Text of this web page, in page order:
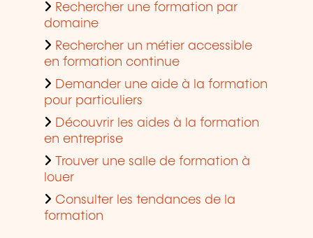
Rechercher une formation par
domaine
Rechercher un métier accessible
en formation continue
Demander une aide à la formation
pour particuliers
Découvrir les aides à la formation
en entreprise
Trouver une salle de formation à
louer
Consulter les tendances de la
formation